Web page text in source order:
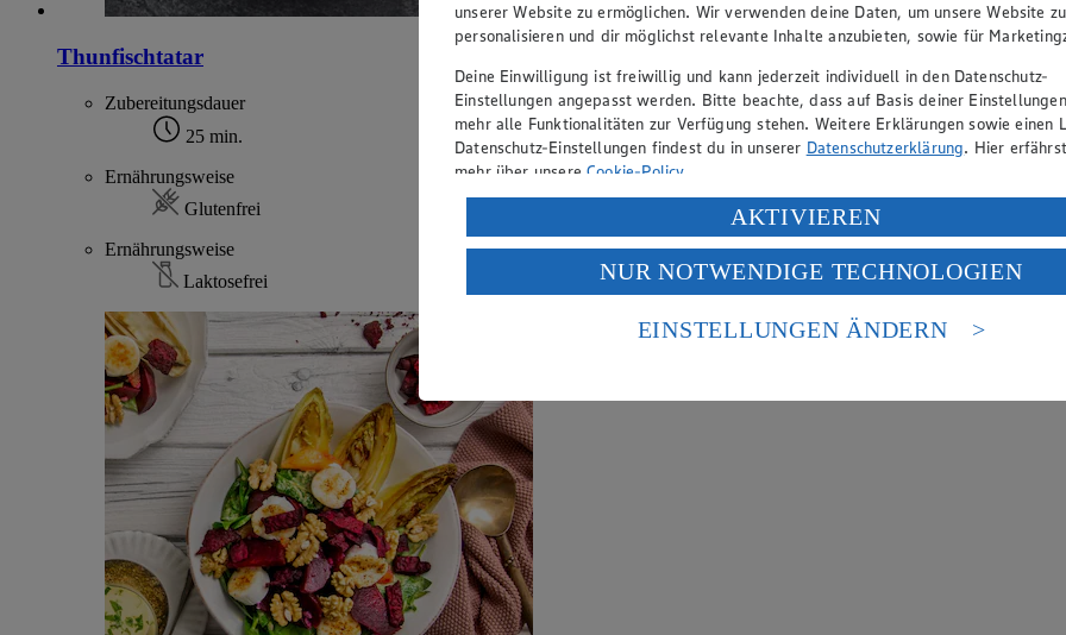
Thunfischtatar
Zubereitungsdauer
25 min.
Ernährungsweise
Glutenfrei
Ernährungsweise
Laktosefrei
unserer Website zu ermöglichen. Wir verwenden deine Daten, um unsere Website zu
personalisieren und dir möglichst relevante Inhalte anzubieten, sowie für
Deine Einwilligung ist freiwillig und kann jederzeit individuell in den Datenschutz-
Einstellungen angepasst werden. Bitte beachte, dass auf Basis deiner
mehr alle Funktionalitäten zur Verfügung stehen. Weitere Erklärungen sowie einen
Datenschutz-Einstellungen findest du in unserer Datenschutzerklärung. Hier
mehr über unsereCookie-Policy.
Verarbeitung deiner personenbezogenen Daten in den USA durch Facebook und
Wenn du auf „Aktivieren“ klickst, willigst du im Sinne des Art. 49 Abs. 1 Satz 1 lit.
ein, dass deine Daten in den USA verarbeitet werden. Der EuGH sieht die USA als
einem nach europäischen Standards nicht angemessenen Datenschutzniveau an. Es
Risiko eines Zugriffs durch US-amerikanische Behörden.
AKTIVIEREN
NUR NOTWENDIGE TECHNOLOGIEN
EINSTELLUNGEN ÄNDERN